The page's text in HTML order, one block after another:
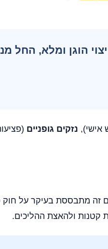
הוגן ומלא, החל
אישי), נזקים גופניים
זה מתבססת בעיקר על חוק